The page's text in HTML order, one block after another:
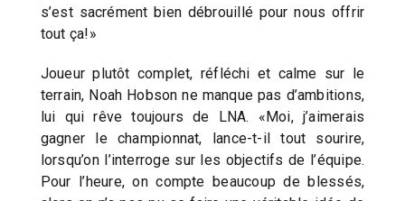
s’est sacrément bien débrouillé pour nous offrir
tout ça!»
Joueur plutôt complet, réfléchi et calme sur le
terrain, Noah Hobson ne manque pas d’ambitions,
lui qui rêve toujours de LNA. «Moi, j’aimerais
gagner le championnat, lance-t-il tout sourire,
lorsqu’on l’interroge sur les objectifs de l’équipe.
Pour l’heure, on compte beaucoup de blessés,